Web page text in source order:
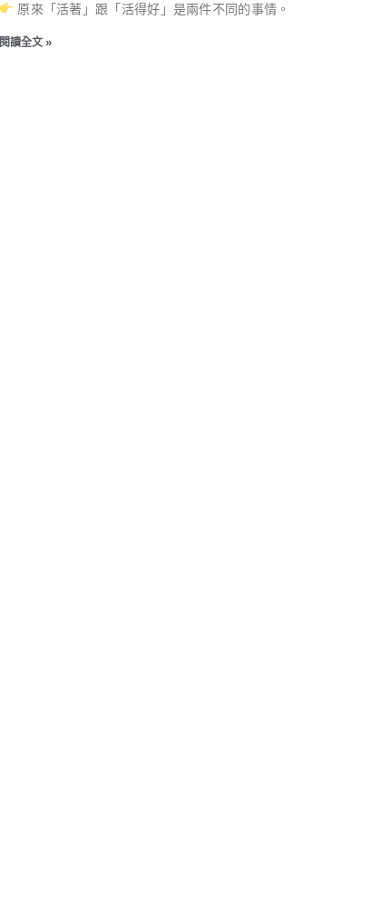
原來「活著」跟「活得好」是兩件不同的事情。
閱讀全文 »